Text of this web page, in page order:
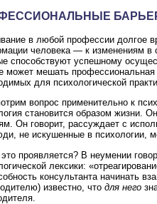
в любой профессии долгое
человека — к изменениям в
способствуют успешному
может мешать профессиональная
для психологической
вопрос применительно к
становится образом жизни.
Он говорит, рассуждает с
не искушенные в психологии,
проявляется? В неумении
лексики:
консультанта начинать
известно, что для него